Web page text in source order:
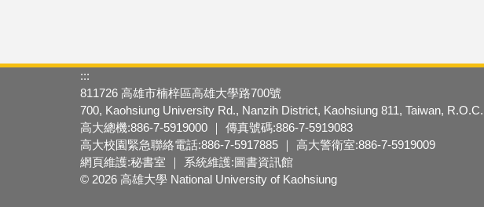
:::
811726 高雄市楠梓區高雄大學路700號
700, Kaohsiung University Rd., Nanzih District, Kaohsiung 811, Taiwan, R.O.C.
高大總機:886-7-5919000 ｜ 傳真號碼:886-7-5919083
高大校園緊急聯絡電話:886-7-5917885 ｜ 高大警衛室:886-7-5919009
網頁維護:秘書室 ｜ 系統維護:圖書資訊館
© 2026 高雄大學 National University of Kaohsiung